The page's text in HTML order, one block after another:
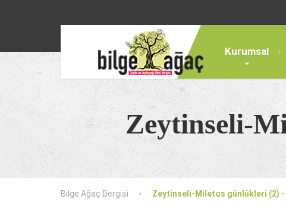
Kurumsal
Zeytinseli-
Bilge Ağaç Dergisi Zeytinseli-Miletos günlükleri (2)